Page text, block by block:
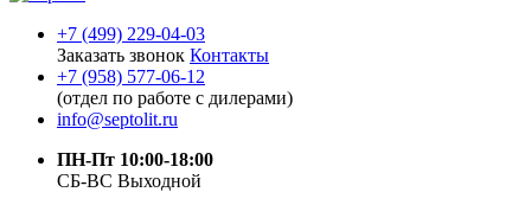
+7 (499) 229-04-03
Заказать звонок Контакты
+7 (958) 577-06-12
(отдел по работе с дилерами)
info@septolit.ru
ПН-Пт 10:00-18:00
СБ-ВС Выходной